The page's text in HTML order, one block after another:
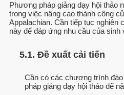
Phương pháp giảng dạy hội thảo
trong việc nâng cao thành công
Appalachian. Cần tiếp tục nghiên
này để đáp ứng nhu cầu của sinh
5.1. Đề xuất cải tiến
Cần có các chương trình
pháp giảng dạy hội thảo để